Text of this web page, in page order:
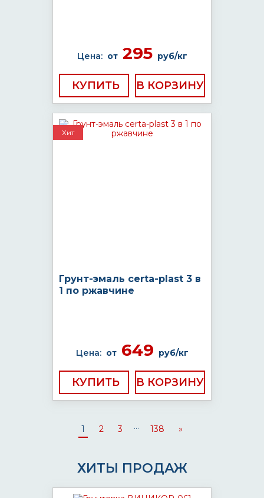
Цена: от295 руб/кг
КУПИТЬ
Хит
Грунт-эмаль certa-plast 3 в
1 по ржавчине
Цена: от649 руб/кг
КУПИТЬ
1 2 3 ... 138 »
ХИТЫ ПРОДАЖ